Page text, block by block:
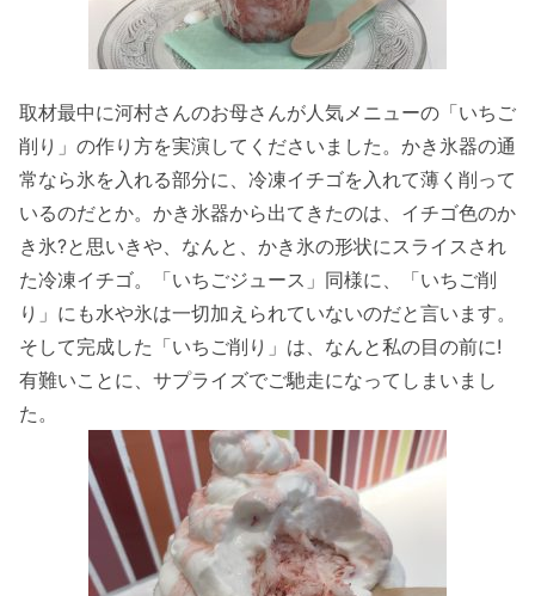
取材最中に河村さんのお母さんが人気メニューの「いちご
削り」の作り方を実演してくださいました。かき氷器の通
常なら氷を入れる部分に、冷凍イチゴを入れて薄く削って
いるのだとか。かき氷器から出てきたのは、イチゴ色のか
き氷?と思いきや、なんと、かき氷の形状にスライスされ
た冷凍イチゴ。「いちごジュース」同様に、「いちご削
り」にも水や氷は一切加えられていないのだと言います。
そして完成した「いちご削り」は、なんと私の目の前に!
有難いことに、サプライズでご馳走になってしまいまし
た。